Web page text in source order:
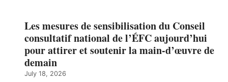
Les mesures de sensibilisation du Conseil
consultatif national de l’ÉFC aujourd’hui
pour attirer et soutenir la main-d’œuvre de
demain
July 18, 2026